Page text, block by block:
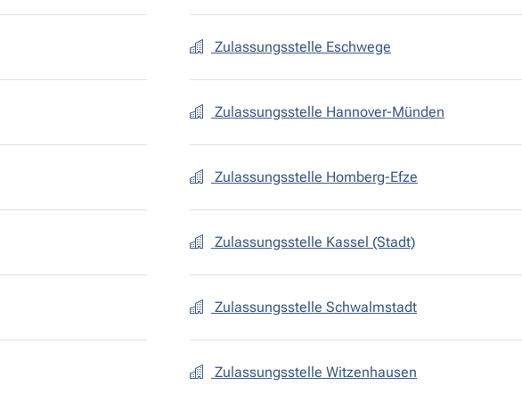
Zulassungsstelle Eschwege
Zulassungsstelle Hannover-Münden
Zulassungsstelle Homberg-Efze
Zulassungsstelle Kassel (Stadt)
Zulassungsstelle Schwalmstadt
Zulassungsstelle Witzenhausen